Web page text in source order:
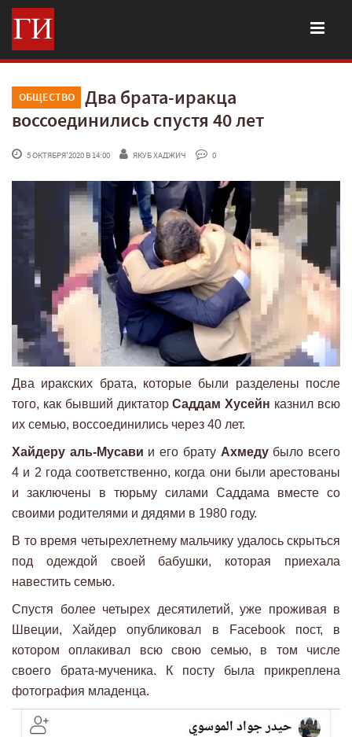
ОБЩЕСТВО
Два брата-иракца
воссоединились спустя 40 лет
5 ОКТЯБРЯ'2020 В 14:00 ЯКУБ ХАДЖИЧ 0
Два иракских брата, которые были разделены после
того, как бывший диктаторСаддам Хусейн казнил всю
их семью, воссоединились через 40 лет.
Хайдеру аль-Мусави и его брату Ахмедубыло всего
4 и 2 года соответственно, когда они были арестованы
и заключены в тюрьму силами Саддама вместе со
своими родителями и дядями в 1980 году.
В то время четырехлетнему мальчику удалось скрыться
под одеждой своей бабушки, которая приехала
навестить семью.
Спустя более четырех десятилетий, уже проживая в
Швеции, Хайдер опубликовал в Facebook пост, в
котором оплакивал всю свою семью, в том числе
своего брата-мученика. К посту была прикреплена
фотография младенца.